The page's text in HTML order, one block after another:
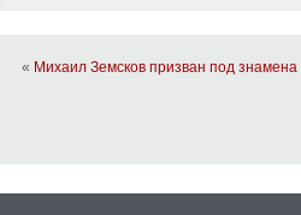
« Михаил Земсков призван под знамена